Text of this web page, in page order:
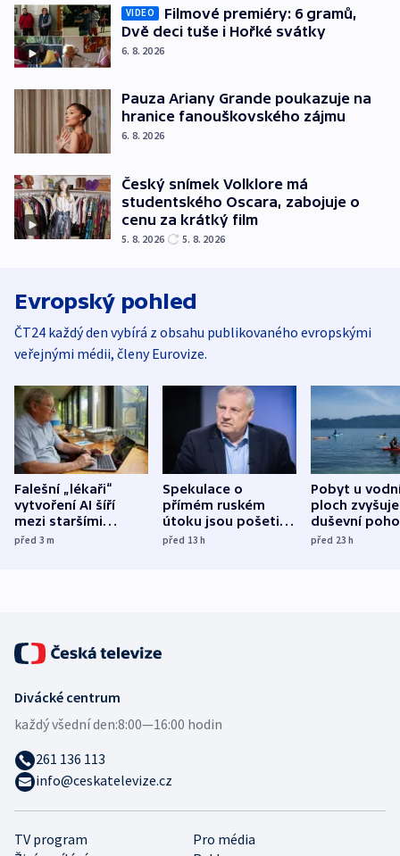
VIDEO
Filmové premiéry: 6 gramů,
Dvě deci tuše i Hořké svátky
6. 8. 2026
Pauza Ariany Grande poukazuje na
hranice fanouškovského zájmu
6. 8. 2026
Český snímek Volklore má
studentského Oscara, zabojuje o
cenu za krátký film
5. 8. 2026 5. 8. 2026
Evropský pohled
ČT24 každý den vybírá z obsahu publikovaného evropskými
veřejnými médii, členy Eurovize.
Falešní „lékaři“
vytvoření AI šíří
mezi staršími
Poláky nebezpečné
před 3m
Spekulace o
přímém ruském
útoku jsou pošetilé,
míní estonský
před 13h
Pobyt u
ploch zvyšuje
duševní
ukázala
před 23h
TV program
Pro média
Divácké centrum
každý všední den:8:00—16:00 hodin
261 136 113
info@ceskatelevize.cz